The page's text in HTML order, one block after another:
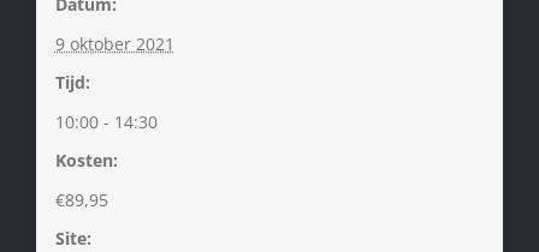
9 oktober 2021
Tijd:
10:00 - 14:30
Kosten:
€89,95
Site: